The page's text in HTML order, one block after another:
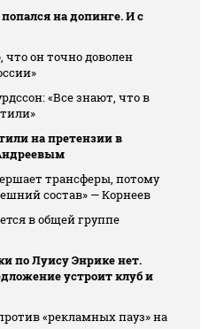
на допинге. И с
он точно доволен
«Все знают, что в
на претензии в
трансферы, потому
состав» — Корнеев
в общей группе
по Луису Энрике нет.
устроит клуб и
«рекламных пауз» на